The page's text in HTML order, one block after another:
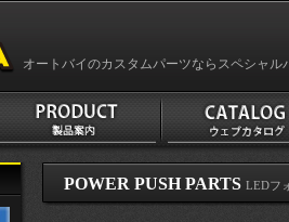
オートバイのカスタムパーツならスペシャル
POWER PUSH PARTS LEDフ